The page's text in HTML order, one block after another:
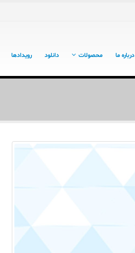
درباره ما محصولات دانلود رویدادها
مقایسه چیدمان خطی و مثلثی در